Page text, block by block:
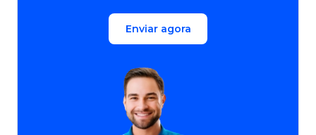
Enviar agora